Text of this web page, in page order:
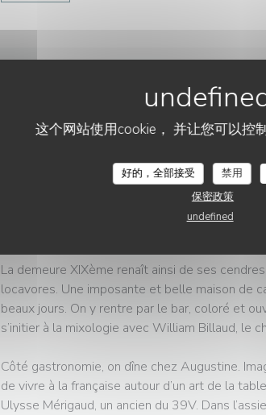
这个网站使用cookie， 并让您可以控
好的，全部接受 禁用
保密政策
undefined
Château de Maffliers,
C’est dans le Val d’Oise que le Château de
accueillir les amoureux de campagne et de
Une grande demeure, des gîtes, des piscines,
cœur d’un domaine de 33 hectares que la
La demeure XIXème renaît ainsi de ses
locavores. Une imposante et belle maison de
beaux jours. On y rentre par le bar, coloré et
s’initier à la mixologie avec William Billaud, le
Côté gastronomie, on dîne chez Augustine.
de vivre à la française autour d’un art de la
Ulysse Mérigaud, un ancien du 39V. Dans